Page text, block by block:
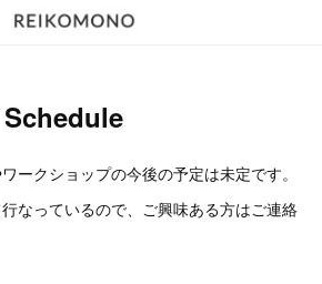
ークショップの今後の予定は未定です。
なっているので、ご興味ある方はご連絡